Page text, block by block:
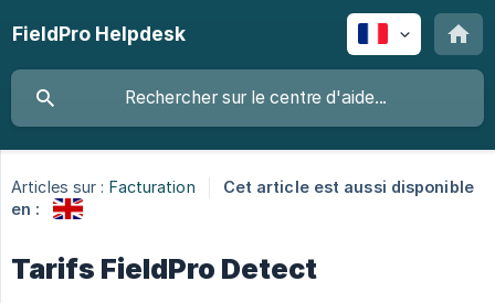
FieldPro Helpdesk
Articles sur : Facturation
Cet article est aussi disponible
en :
Tarifs FieldPro Detect